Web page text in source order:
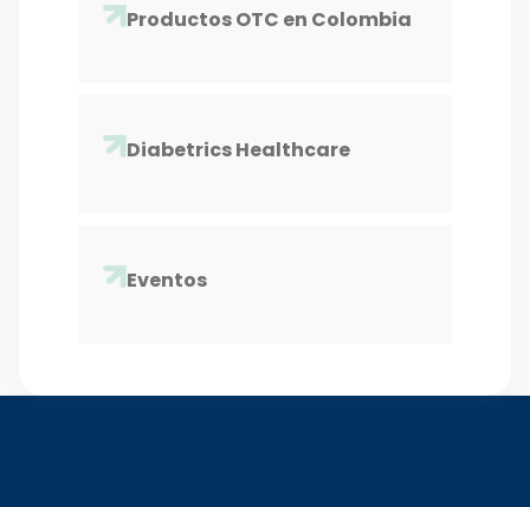
Productos OTC en Colombia
Diabetrics Healthcare
Eventos